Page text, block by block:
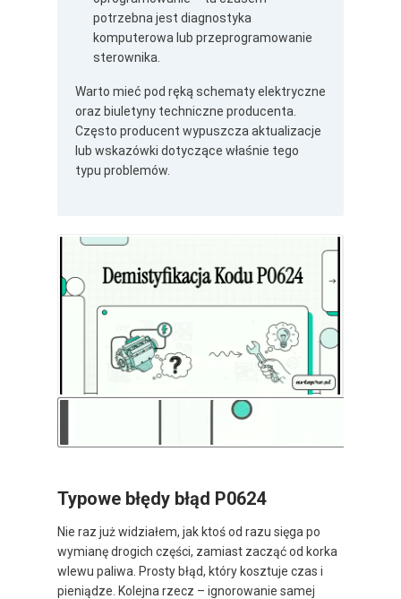
potrzebna jest diagnostyka
komputerowa lub przeprogramowanie
sterownika.
Warto mieć pod ręką schematy elektryczne
oraz biuletyny techniczne producenta.
Często producent wypuszcza aktualizacje
lub wskazówki dotyczące właśnie tego
typu problemów.
Typowe błędy błąd P0624
Nie raz już widziałem, jak ktoś od razu sięga po
wymianę drogich części, zamiast zacząć od korka
wlewu paliwa. Prosty błąd, który kosztuje czas i
pieniądze. Kolejna rzecz – ignorowanie samej